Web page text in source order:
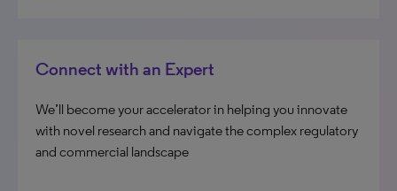
Connect with an Expert
We’ll become your accelerator in helping you innovate
with novel research and navigate the complex regulatory
and commercial landscape